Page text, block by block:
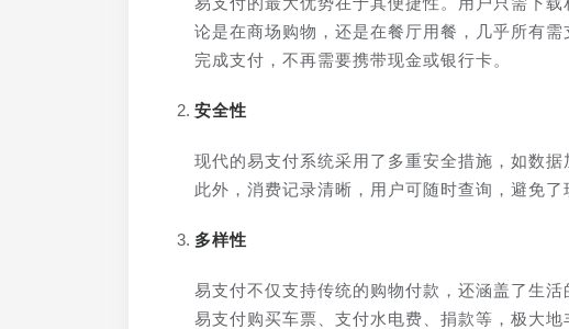
论是在商场购物，还是在餐厅用餐，几乎所有
完成支付，不再需要携带现金或银行卡。
安全性
现代的易支付系统采用了多重安全措施，如数
此外，消费记录清晰，用户可随时查询，避免了
多样性
易支付不仅支持传统的购物付款，还涵盖了生
易支付购买车票、支付水电费、捐款等，极大地